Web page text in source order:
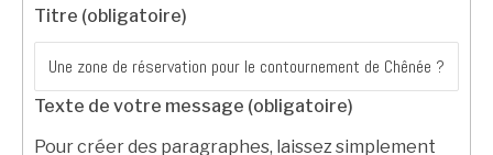
Titre (obligatoire)
Texte de votre message (obligatoire)
Pour créer des paragraphes, laissez simplement